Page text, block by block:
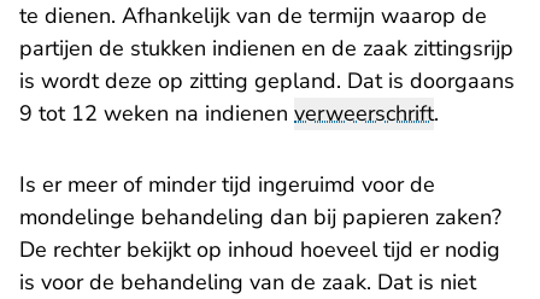
te dienen. Afhankelijk van de termijn waarop de
partijen de stukken indienen en de zaak zittingsrijp
is wordt deze op zitting gepland. Dat is doorgaans
9 tot 12 weken na indienen verweerschrift.
Is er meer of minder tijd ingeruimd voor de
mondelinge behandeling dan bij papieren zaken?
De rechter bekijkt op inhoud hoeveel tijd er nodig
is voor de behandeling van de zaak. Dat is niet